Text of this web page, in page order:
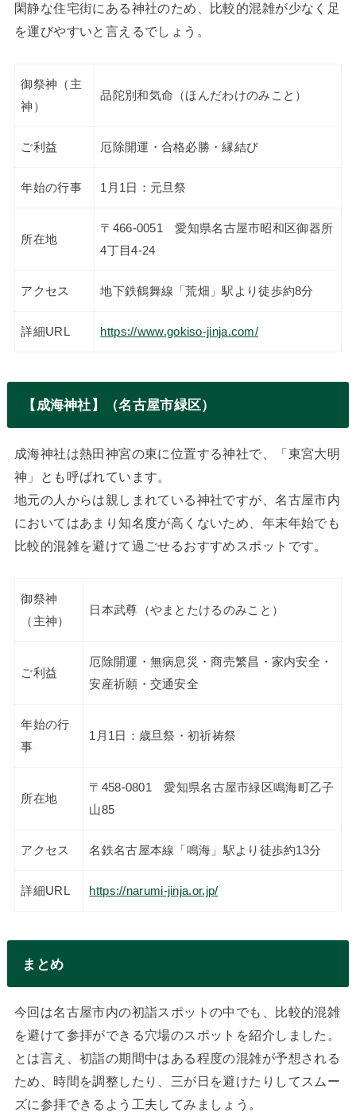
閑静な住宅街にある神社のため、比較的混雑が少なく足
を運びやすいと言えるでしょう。
御祭神（主
神）
品陀別和気命（ほんだわけのみこと）
ご利益 厄除開運・合格必勝・縁結び
年始の行事 1月1日：元旦祭
所在地
〒466-0051 愛知県名古屋市昭和区御器所
4丁目4-24
アクセス 地下鉄鶴舞線「荒畑」駅より徒歩約8分
詳細URL https://www.gokiso-jinja.com/
【成海神社】（名古屋市緑区）
成海神社は熱田神宮の東に位置する神社で、「東宮大明
神」とも呼ばれています。
地元の人からは親しまれている神社ですが、名古屋市内
においてはあまり知名度が高くないため、年末年始でも
比較的混雑を避けて過ごせるおすすめスポットです。
御祭神
（主神）
日本武尊（やまとたけるのみこと）
ご利益
厄除開運・無病息災・商売繁昌・家内安全・
安産祈願・交通安全
年始の行
事
1月1日：歳旦祭・初祈祷祭
所在地
〒458-0801 愛知県名古屋市緑区鳴海町乙子
山85
アクセス 名鉄名古屋本線「鳴海」駅より徒歩約13分
詳細URL https://narumi-jinja.or.jp/
まとめ
今回は名古屋市内の初詣スポットの中でも、比較的混雑
を避けて参拝ができる穴場のスポットを紹介しました。
とは言え、初詣の期間中はある程度の混雑が予想される
ため、時間を調整したり、三が日を避けたりしてスムー
ズに参拝できるよう工夫してみましょう。